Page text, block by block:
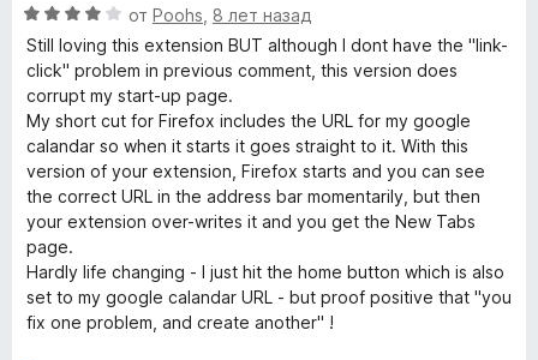
и
з
н
е
н
о
н
а
5
и
з
5
О
ц
е
н
е
н
о
н
а
4
и
з
5
от Poohs 8 лет назад
Still loving this extension BUT although I dont have the "link-
click" problem in previous comment, this version does
corrupt my start-up page.
My short cut for Firefox includes the URL for my google
calandar so when it starts it goes straight to it. With this
version of your extension, Firefox starts and you can see
the correct URL in the address bar momentarily, but then
your extension over-writes it and you get the New Tabs
page.
Hardly life changing - I just hit the home button which is also
set to my google calandar URL - but proof positive that "you
fix one problem, and create another" !